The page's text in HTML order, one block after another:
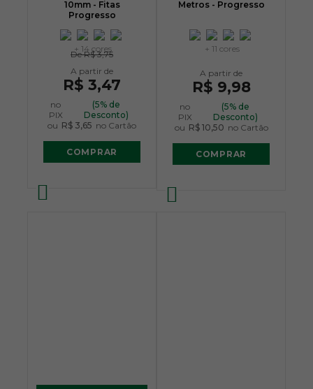
10mm - Fitas
Progresso
+ 14 cores
DeR$ 3,75
R$ 3,47
no
PIX
(5% de
Desconto)
ou R$ 3,65 no Cartão
COMPRAR
Metros - Progresso
+ 11 cores
R$ 9,98
no
PIX
(5% de
Desconto)
ou R$ 10,50 no Cartão
COMPRAR